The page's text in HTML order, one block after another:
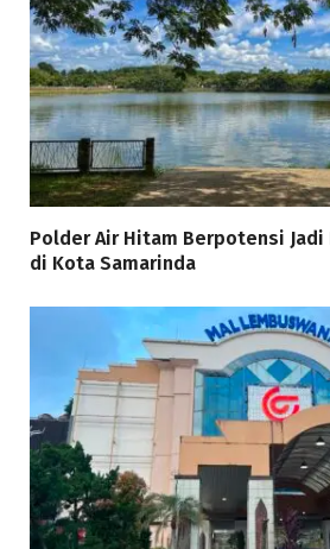
Polder Air Hitam Berpotensi Jadi
di Kota Samarinda